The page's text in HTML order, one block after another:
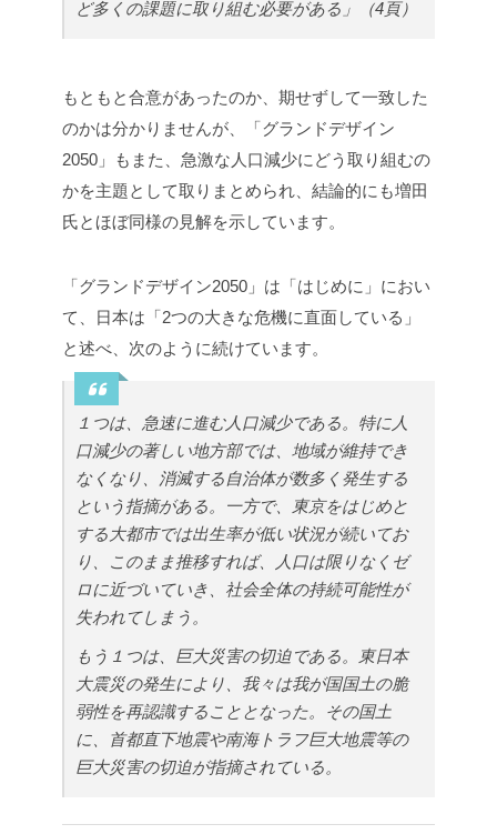
ど多くの課題に取り組む必要がある」（4頁）
もともと合意があったのか、期せずして一致した
のかは分かりませんが、「グランドデザイン
2050」もまた、急激な人口減少にどう取り組むの
かを主題として取りまとめられ、結論的にも増田
氏とほぼ同様の見解を示しています。
「グランドデザイン2050」は「はじめに」におい
て、日本は「2つの大きな危機に直面している」
と述べ、次のように続けています。
１つは、急速に進む人口減少である。特に人
口減少の著しい地方部では、地域が維持でき
なくなり、消滅する自治体が数多く発生する
という指摘がある。一方で、東京をはじめと
する大都市では出生率が低い状況が続いてお
り、このまま推移すれば、人口は限りなくゼ
ロに近づいていき、社会全体の持続可能性が
失われてしまう。
もう１つは、巨大災害の切迫である。東日本
大震災の発生により、我々は我が国国土の脆
弱性を再認識することとなった。その国土
に、首都直下地震や南海トラフ巨大地震等の
巨大災害の切迫が指摘されている。